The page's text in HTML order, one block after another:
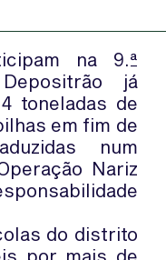
na 9.ª
já
toneladas de
em fim de
num
Nariz
do distrito
por mais de